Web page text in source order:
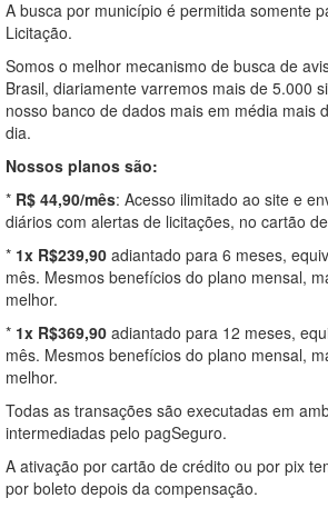
A busca por município é permitida somente
Licitação.
Somos o melhor mecanismo de busca de
Brasil, diariamente varremos mais de 5.000
nosso banco de dados mais em média mais
dia.
Nossos planos são:
* R$ 44,90/mês: Acesso ilimitado ao site e
diários com alertas de licitações, no cartão
* 1x R$239,90 adiantado para 6 meses,
mês. Mesmos benefícios do plano mensal,
melhor.
* 1x R$369,90 adiantado para 12 meses,
mês. Mesmos benefícios do plano mensal,
melhor.
Todas as transações são executadas em
intermediadas pelo pagSeguro.
A ativação por cartão de crédito ou por pix
por boleto depois da compensação.